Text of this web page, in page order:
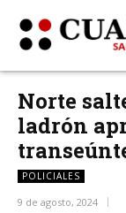
Norte
ladrón
POLICIALES
9 de agosto, 2024